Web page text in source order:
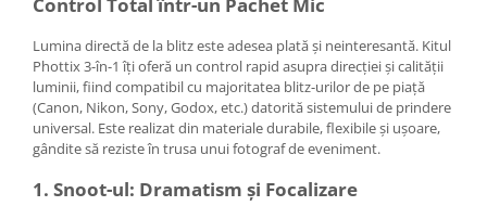
Grip-uri
Telecomenzi
LCD protectie
Recordere audio digitale
Acumulatori si baterii
Acumulatori Foto
Control Total într-un Pachet Mic
Lumina directă de la blitz este adesea plată și neinteresantă. Kitul
Phottix 3-în-1 îți oferă un control rapid asupra direcției și calității
luminii, fiind compatibil cu majoritatea blitz-urilor de pe piață
(Canon, Nikon, Sony, Godox, etc.) datorită sistemului de prindere
universal. Este realizat din materiale durabile, flexibile și ușoare,
gândite să reziste în trusa unui fotograf de eveniment.
1. Snoot-ul: Dramatism și Focalizare